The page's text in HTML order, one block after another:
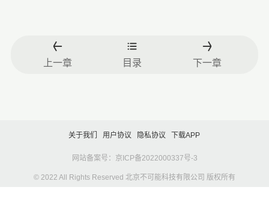
上一章 目录 下一章
关于我们 用户协议 隐私协议 下载APP
网站备案号：京ICP备2022000337号-3
© 2022 All Rights Reserved 北京不可能科技有限公司 版权所有